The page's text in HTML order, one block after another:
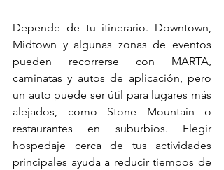
Depende de tu itinerario. Downtown,
Midtown y algunas zonas de eventos
pueden recorrerse con MARTA,
caminatas y autos de aplicación, pero
un auto puede ser útil para lugares más
alejados, como Stone Mountain o
restaurantes en suburbios. Elegir
hospedaje cerca de tus actividades
principales ayuda a reducir tiempos de